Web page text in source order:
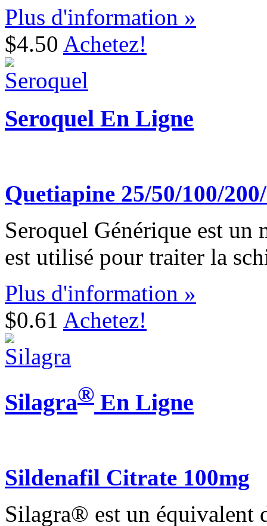
Plus d'information »
$4.50 Achetez!
Seroquel En Ligne
Quetiapine 25/50/100/
Seroquel Générique est
est utilisé pour traiter la
Plus d'information »
$0.61 Achetez!
Silagra® En Ligne
Sildenafil Citrate 100mg
Silagra® est un équivalent